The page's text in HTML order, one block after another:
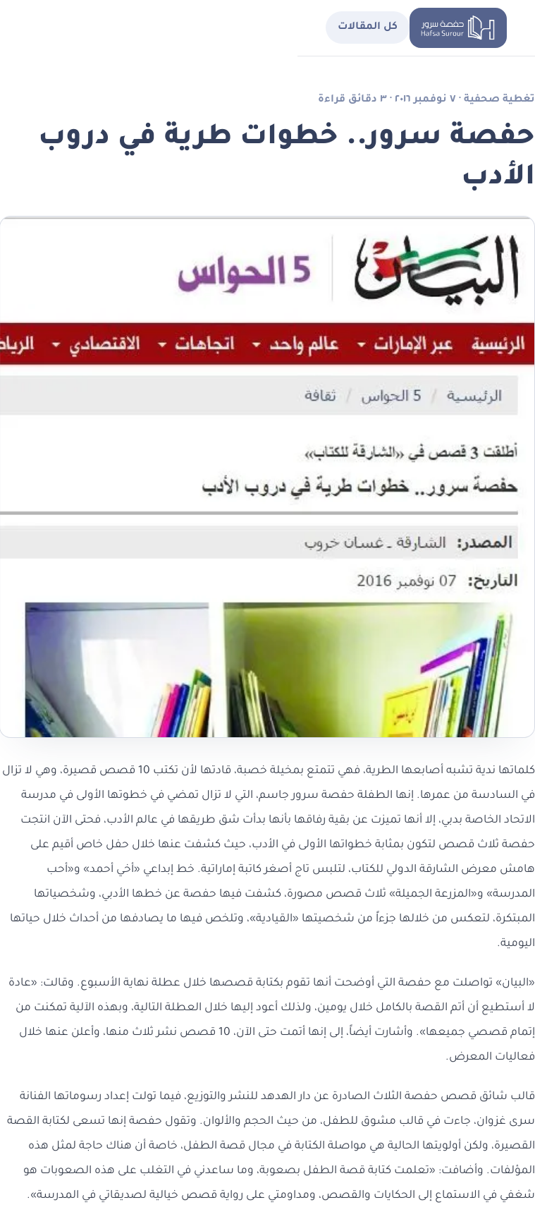
كل المقالات
تغطية صحفية · ٧ نوفمبر ٢٠١٦ · ٣ دقائق قراءة
حفصة سرور.. خطوات طرية في دروب
الأدب
كلماتها ندية تشبه أصابعها الطرية، فهي تتمتع بمخيلة خصبة، قادتها لأن تكتب 10 قصص قصيرة، وهي لا تزال
في السادسة من عمرها. إنها الطفلة حفصة سرور جاسم، التي لا تزال تمضي في خطوتها الأولى في مدرسة
الاتحاد الخاصة بدبي، إلا أنها تميزت عن بقية رفاقها بأنها بدأت شق طريقها في عالم الأدب، فحتى الآن انتجت
حفصة ثلاث قصص لتكون بمثابة خطواتها الأولى في الأدب، حيث كشفت عنها خلال حفل خاص أقيم على
هامش معرض الشارقة الدولي للكتاب، لتلبس تاج أصغر كاتبة إماراتية. خط إبداعي «أخي أحمد» و«أحب
المدرسة» و«المزرعة الجميلة» ثلاث قصص مصورة، كشفت فيها حفصة عن خطها الأدبي، وشخصياتها
المبتكرة، لتعكس من خلالها جزءاً من شخصيتها «القيادية»، وتلخص فيها ما يصادفها من أحداث خلال حياتها
اليومية.
«البيان» تواصلت مع حفصة التي أوضحت أنها تقوم بكتابة قصصها خلال عطلة نهاية الأسبوع. وقالت: «عادة
لا أستطيع أن أتم القصة بالكامل خلال يومين، ولذلك أعود إليها خلال العطلة التالية، وبهذه الآلية تمكنت من
إتمام قصصي جميعها». وأشارت أيضاً، إلى إنها أتمت حتى الآن، 10 قصص نشر ثلاث منها، وأعلن عنها خلال
فعاليات المعرض.
قالب شائق قصص حفصة الثلاث الصادرة عن دار الهدهد للنشر والتوزيع، فيما تولت إعداد رسوماتها الفنانة
سرى غزوان، جاءت في قالب مشوق للطفل، من حيث الحجم والألوان. وتقول حفصة إنها تسعى لكتابة القصة
القصيرة، ولكن أولويتها الحالية هي مواصلة الكتابة في مجال قصة الطفل، خاصة أن هناك حاجة لمثل هذه
المؤلفات. وأضافت: «تعلمت كتابة قصة الطفل بصعوبة، وما ساعدني في التغلب على هذه الصعوبات هو
شغفي في الاستماع إلى الحكايات والقصص، ومداومتي على رواية قصص خيالية لصديقاتي في المدرسة».